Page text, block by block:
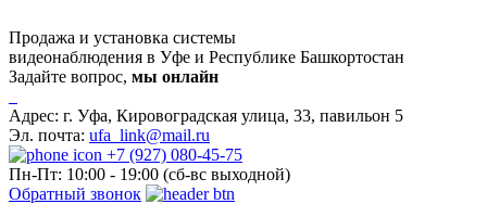
Продажа и установка системы
видеонаблюдения в Уфе и Республике Башкортостан
Задайте вопрос, мы онлайн
Адрес: г. Уфа, Кировоградская улица, 33, павильон 5
Эл. почта: ufa_link@mail.ru
+7 (927) 080-45-75
Пн-Пт: 10:00 - 19:00 (сб-вс выходной)
Обратный звонок